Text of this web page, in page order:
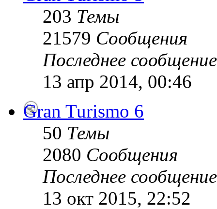
203 Темы
21579 Сообщения
Последнее сообщение
13 апр 2014, 00:46
Gran Turismo 6
50 Темы
2080 Сообщения
Последнее сообщение
13 окт 2015, 22:52